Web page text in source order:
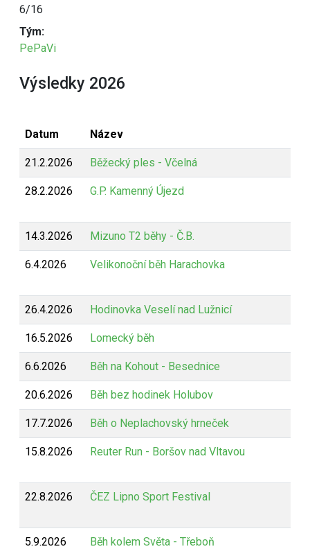
6/16
Tým:
PePaVi
Výsledky 2026
Datum Název
21.2.2026 Běžecký ples - Včelná
28.2.2026 G.P. Kamenný Újezd
14.3.2026 Mizuno T2 běhy - Č.B.
6.4.2026 Velikonoční běh Harachovka
26.4.2026 Hodinovka Veselí nad Lužnicí
16.5.2026 Lomecký běh
6.6.2026 Běh na Kohout - Besednice
20.6.2026 Běh bez hodinek Holubov
17.7.2026 Běh o Neplachovský hrneček
15.8.2026 Reuter Run - Boršov nad Vltavou
22.8.2026 ČEZ Lipno Sport Festival
5.9.2026 Běh kolem Světa - Třeboň